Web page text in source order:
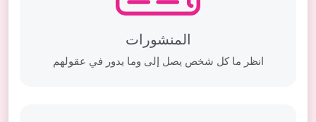
المنشورات
انظر ما كل شخص يصل إلى وما يدور في عقولهم